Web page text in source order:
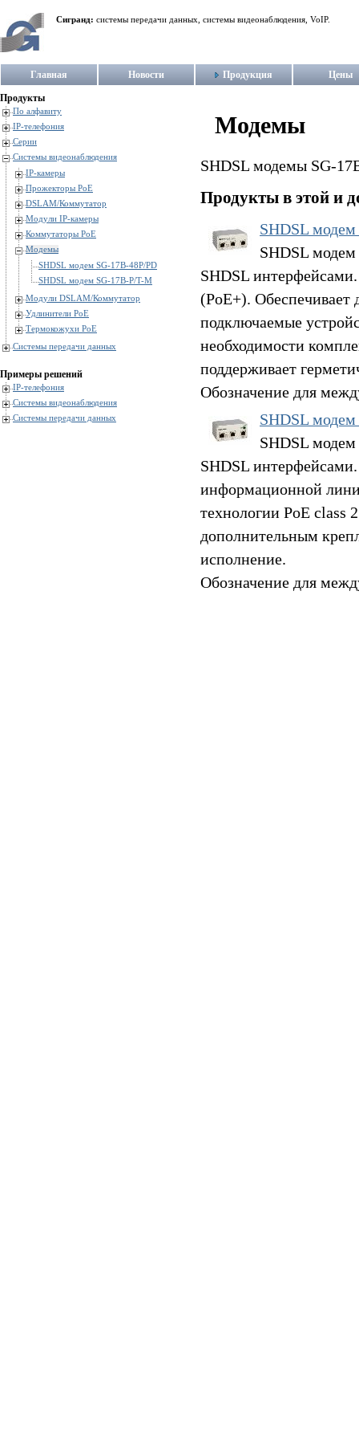
Сигранд: системы передачи данных, системы видеонаблюдения, VoIP.
Главная Новости Продукция Цены
Продукты
По алфавиту
IP-телефония
Серии
Системы видеонаблюдения
IP-камеры
Прожекторы PoE
DSLAM/Коммутатор
Модули IP-камеры
Коммутаторы PoE
Модемы
SHDSL модем SG-17B-48P/PD
SHDSL модем SG-17B-P/T-M
Модули DSLAM/Коммутатор
Удлинители PoE
Термокожухи PoE
Системы передачи данных
Примеры решений
IP-телефония
Системы видеонаблюдения
Системы передачи данных
Модемы
SHDSL модемы SG-
Продукты в этой и
SHDSL
SHDSL
SHDSL
(PoE+).
подключаемые
необходимости
поддерживает
Обозначение для
SHDSL
SHDSL
SHDSL
информационной
технологии PoE class
дополнительным
исполнение.
Обозначение для